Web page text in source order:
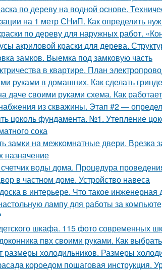
по дереву на водной основе.
на 1 метр СНиП. Как определить
по дереву для наружных работ.
акриловой краски для дерева.
замков. Выемка под замковую часть
в квартире. План
руками в домашних. Как сделать
даче своими руками схема. Как
из скважины. Этап #2 —
цоколь фундамента. №1. Утепление
сока
замки на межкомнатные двери.
назначение
счетчик воды дома. Процедура
в частном доме. Устройство навеса
в интерьере. Что такое инженерная
лампу для работы за
шкафа. 115 фото современных
пвх своими руками. Как
размеры холодильников. Размеры
короедом пошаговая инструкция.